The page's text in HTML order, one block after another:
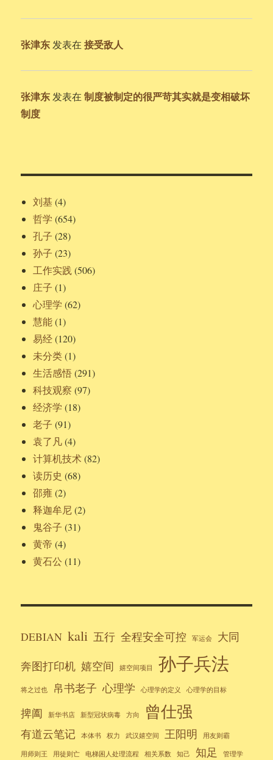
张津东 发表在接受敌人
张津东 发表在制度被制定的很严苛其实就是变相破坏
制度
刘基 (4)
哲学 (654)
孔子 (28)
孙子 (23)
工作实践 (506)
庄子 (1)
心理学 (62)
慧能(1)
易经(120)
未分类(1)
生活感悟(291)
科技观察 (97)
经济学 (18)
老子 (91)
袁了凡(4)
计算机技术(82)
读历史 (68)
邵雍 (2)
释迦牟尼(2)
鬼谷子 (31)
黄帝 (4)
黄石公 (11)
DEBIAN kali 五行 全程安全可控 军运会
大同
奔图打印机 嬉空间 嬉空间项目 孙子兵法
将之过也 帛书老子 心理学 心理学的定义 心理学的目标
捭阖 新华书店 新型冠状病毒 方向 曾仕强
有道云笔记 本体书 权力 武汉嬉空间 王阳明 用友则霸
用师则王 用徒则亡 电梯困人处理流程 相关系数 知己 知足 管理学